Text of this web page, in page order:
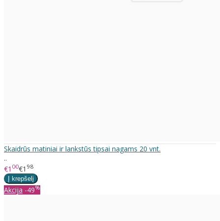
Skaidrūs matiniai ir lankstūs tipsai nagams 20 vnt.
..
€1 00€1 98
Akcija -49%